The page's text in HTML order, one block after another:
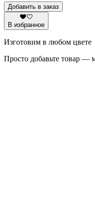
Добавить в заказ
В избранное
Изготовим в любом цвете
Просто добавьте товар —